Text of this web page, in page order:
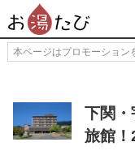
本ページはプロモーション
下関・
旅館！